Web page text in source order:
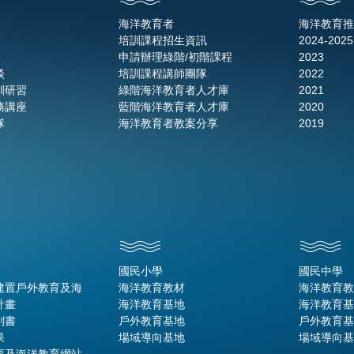
研習
講座
海洋教育者
培訓課程招生資訊
申請辦理綠階/初階課程
培訓課程講師團隊
綠階海洋教育者人才庫
藍階海洋教育者人才庫
海洋教育者教案分享
海洋教育
2024-2025
2023
2022
2021
2020
2019
置戶外教育及海
畫
書
國民小學
海洋教育教材
海洋教育基地
戶外教育基地
場域導向基地
國民中學
海洋教育
海洋教育
戶外教育
場域導向